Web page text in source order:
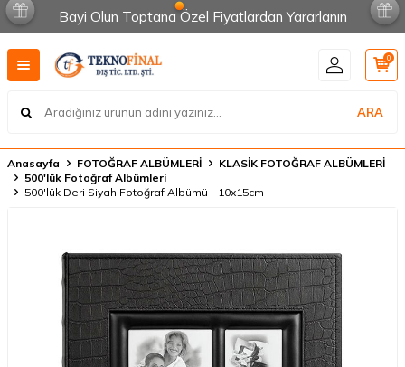
Bayi Olun Toptana Özel Fiyatlardan Yararlanın
ARA
0
Anasayfa FOTOĞRAF ALBÜMLERİ
KLASİK FOTOĞRAF ALBÜMLERİ
500'lük Fotoğraf Albümleri
500'lük Deri Siyah Fotoğraf Albümü - 10x15cm